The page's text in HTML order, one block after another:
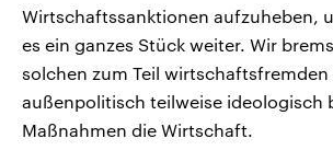
Wirtschaftssanktionen aufzuheben,
es ein ganzes Stück weiter. Wir
solchen zum Teil wirtschaftsfremden
außenpolitisch teilweise ideologisch
Maßnahmen die Wirtschaft.